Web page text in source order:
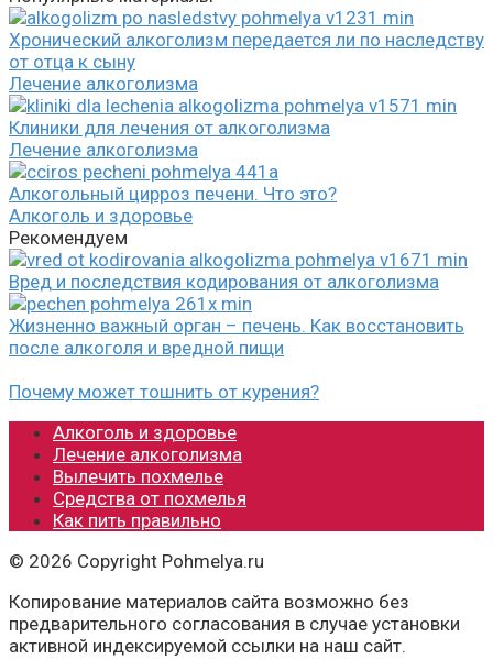
Хронический алкоголизм передается ли по наследству
от отца к сыну
Лечение алкоголизма
Клиники для лечения от алкоголизма
Лечение алкоголизма
Алкогольный цирроз печени. Что это?
Алкоголь и здоровье
Рекомендуем
Вред и последствия кодирования от алкоголизма
Жизненно важный орган – печень. Как восстановить
после алкоголя и вредной пищи
Почему может тошнить от курения?
Алкоголь и здоровье
Лечение алкоголизма
Вылечить похмелье
Средства от похмелья
Как пить правильно
© 2026 Copyright Pohmelya.ru
Копирование материалов сайта возможно без
предварительного согласования в случае установки
активной индексируемой ссылки на наш сайт.